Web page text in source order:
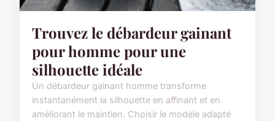
Trouvez le débardeur gainant
pour homme pour une
silhouette idéale
Un débardeur gainant homme transforme
instantanément la silhouette en affinant et en
améliorant le maintien. Choisir le modèle adapté